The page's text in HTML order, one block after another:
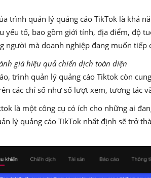
trình quản lý quảng cáo TikTok là khả
tố, bao gồm giới tính, địa điểm, độ
người mà doanh nghiệp đang muốn tiếp
giá hiệu quả chiến dịch toàn diện
trình quản lý quảng cáo Tiktok còn
các chỉ số như số lượt xem, tương tác
là một công cụ có ích cho những ai
lý quảng cáo TikTok nhất định sẽ trở